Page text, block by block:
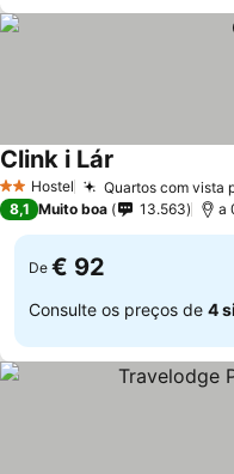
2 Estrelas
Hostel Quartos com vista
Clink i Lár
8,1 Muito boa 13.563 a
De € 92
Consulte os preços de 4